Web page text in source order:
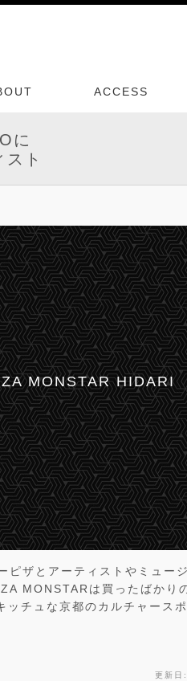
ACCESS
に
ト
MONSTAR HIDARI
ザとアーティストやミュー
MONSTARは買ったばかり
ッチュな京都のカルチャース
更新